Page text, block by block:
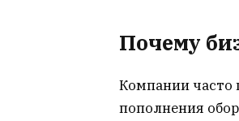
Почему
Компании часто
пополнения